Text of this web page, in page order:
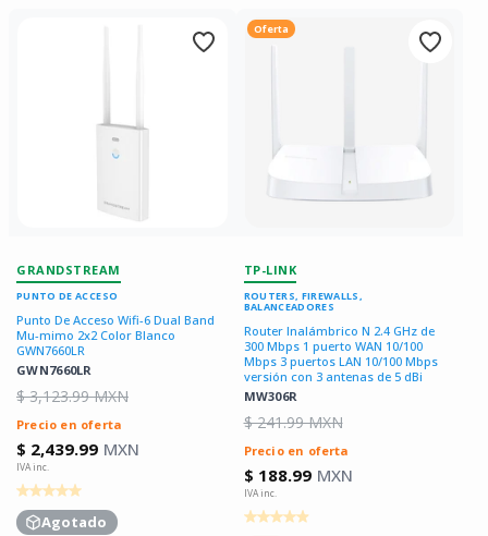
GRANDSTREAM
PUNTO DE ACCESO
GWN7660LR
Punto De Acceso Wifi-6 Dual Band
Mu-mimo 2x2 Color Blanco
GWN7660LR
$ 3,123.99 MXN
Precio en oferta
$ 2,439.99 MXN
Agotado
Oferta
TP-LINK
ROUTERS, FIREWALLS,
BALANCEADORES
MW306R
Router Inalámbrico N 2.4 GHz de
300 Mbps 1 puerto WAN 10/100
Mbps 3 puertos LAN 10/100 Mbps
versión con 3 antenas de 5 dBi
$ 241.99 MXN
Precio en oferta
$ 188.99 MXN